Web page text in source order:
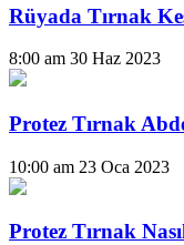
Rüyada Tırnak
8:00 am 30 Haz 2023
Protez Tırnak
10:00 am 23 Oca 2023
Protez Tırnak